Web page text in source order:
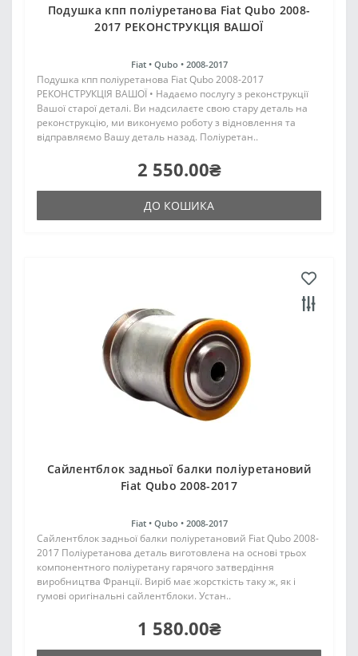
Подушка кпп поліуретанова Fiat Qubo 2008-
2017 РЕКОНСТРУКЦІЯ ВАШОЇ
Fiat • Qubo • 2008-2017
Подушка кпп поліуретанова Fiat Qubo 2008-2017
РЕКОНСТРУКЦІЯ ВАШОЇ • Надаємо послугу з реконструкції
Вашої старої деталі. Ви надсилаєте свою стару деталь на
реконструкцію, ми виконуємо роботу з відновлення та
відправляємо Вашу деталь назад. Поліуретан..
2 550.00₴
ДО КОШИКА
Сайлентблок задньої балки поліуретановий
Fiat Qubo 2008-2017
Fiat • Qubo • 2008-2017
Сайлентблок задньої балки поліуретановий Fiat Qubo 2008-
2017 Поліуретанова деталь виготовлена на основі трьох
компонентного поліуретану гарячого затвердіння
виробництва Франції. Виріб має жорсткість таку ж, як і
гумові оригінальні сайлентблоки. Устан..
1 580.00₴